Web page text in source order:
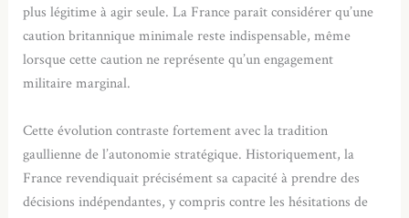
plus légitime à agir seule. La France paraît considérer qu’une
caution britannique minimale reste indispensable, même
lorsque cette caution ne représente qu’un engagement
militaire marginal.
Cette évolution contraste fortement avec la tradition
gaullienne de l’autonomie stratégique. Historiquement, la
France revendiquait précisément sa capacité à prendre des
décisions indépendantes, y compris contre les hésitations de